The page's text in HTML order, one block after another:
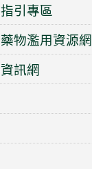
引專區
物濫用資源網
訊網